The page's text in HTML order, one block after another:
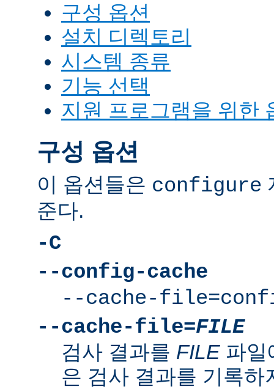
구성 옵션
설치 디렉토리
시스템 종류
기능 선택
지원 프로그램을 위한
구성 옵션
이 옵션들은 configure
준다.
-C
--config-cache
--cache-
--cache-file=FILE
검사 결과를 FILE 파일
은 검사 결과를 기록하